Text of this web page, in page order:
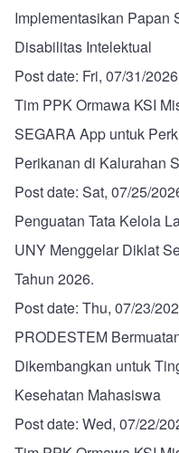
Implementasikan Papan
Disabilitas Intelektual
Post date: Fri, 07/31/
Tim PPK Ormawa KSI
SEGARA App untuk
Perikanan di Kalurahan
Post date: Sat, 07/25/
Penguatan Tata Kelola
UNY Menggelar Diklat
Tahun 2026.
Post date: Thu, 07/23/
PRODESTEM
Dikembangkan untuk
Kesehatan Mahasiswa
Post date: Wed, 07/22/